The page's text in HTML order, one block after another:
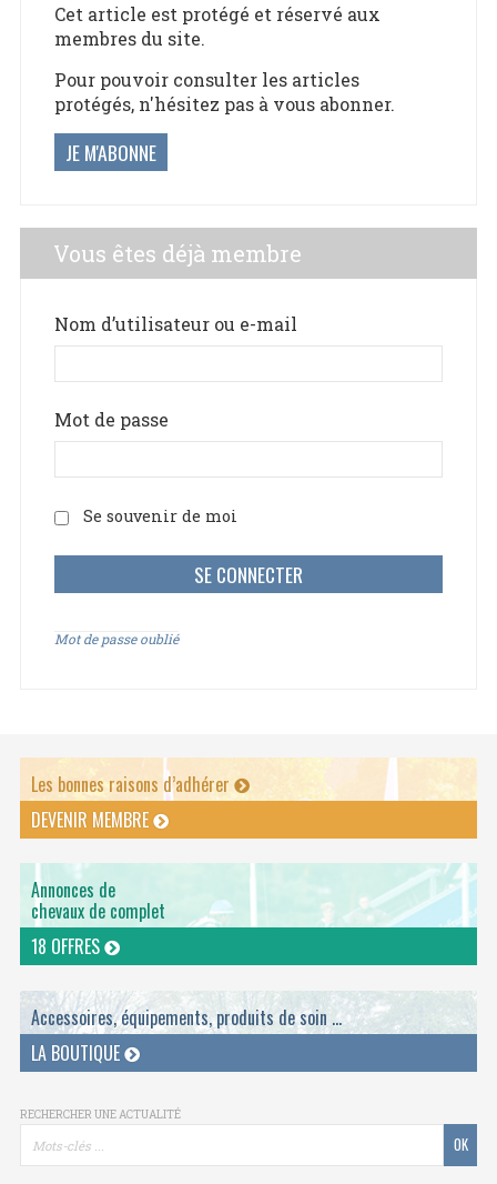
Cet article est protégé et réservé aux
membres du site.
Pour pouvoir consulter les articles
protégés, n'hésitez pas à vous abonner.
JE M'ABONNE
Vous êtes déjà membre
Nom d’utilisateur ou e-mail
Mot de passe
Se souvenir de moi
Mot de passe oublié
Les bonnes raisons d’adhérer
DEVENIR MEMBRE
Annonces de
chevaux de complet
18 OFFRES
Accessoires, équipements, produits de soin ...
LA BOUTIQUE
RECHERCHER UNE ACTUALITÉ